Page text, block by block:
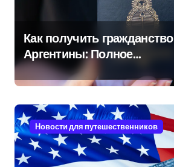
Как получить гражданство
Аргентины: Полное
руководство
Новости для путешественников